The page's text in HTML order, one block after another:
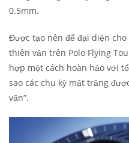
0.5mm.
Được tạo nên để đại diện
thiên văn trên Polo Flying
hợp một cách hoàn hảo với
sao các chu kỳ mặt trăng
văn”.